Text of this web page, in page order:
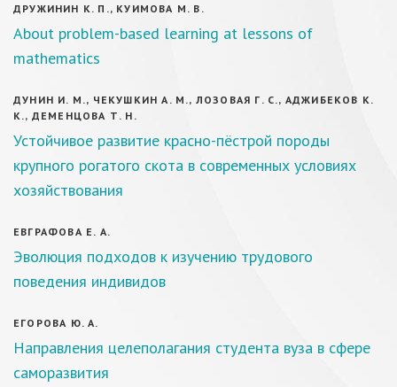
ДРУЖИНИН К. П., КУИМОВА М. В.
About problem-based learning at lessons of
mathematics
ДУНИН И. М., ЧЕКУШКИН А. М., ЛОЗОВАЯ Г. С., АДЖИБЕКОВ К.
К., ДЕМЕНЦОВА Т. Н.
Устойчивое развитие красно-пёстрой породы
крупного рогатого скота в современных условиях
хозяйствования
ЕВГРАФОВА Е. А.
Эволюция подходов к изучению трудового
поведения индивидов
ЕГОРОВА Ю. А.
Направления целеполагания студента вуза в сфере
саморазвития